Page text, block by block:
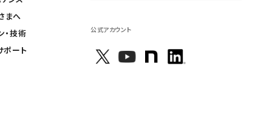
まへ
・技術
ポート
公式アカウント